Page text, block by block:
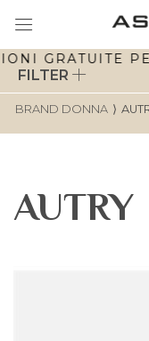
GRATUITE
FILTER
BRAND DONNA ⟩
AUTRY